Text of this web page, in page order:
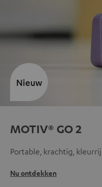
MOTIV® GO 2
Portable, krachtig,
Nu ontdekken
Nieuw